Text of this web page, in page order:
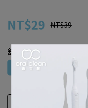
NT$29 NT$39
舒適牙刷
紫色